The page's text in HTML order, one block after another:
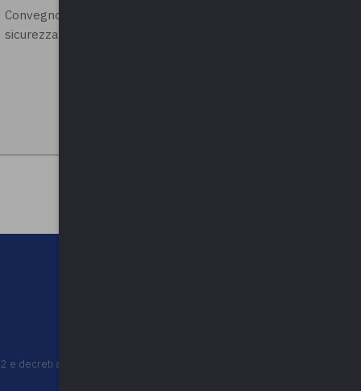
Convegno “La Polizia Locale per la
sicurezza della città”, Busto Arsizio
e decreti attuativi, con n. 1360 del 05/07/2023